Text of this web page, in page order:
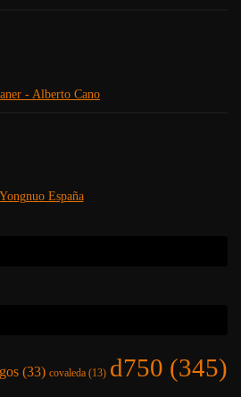
- Alberto Cano
Yongnuo España
(33) covaleda (13) d750 (345)